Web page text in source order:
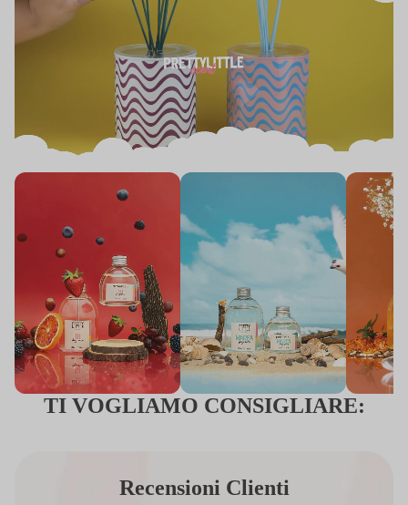
TI VOGLIAMO CONSIGLIARE:
Recensioni Clienti